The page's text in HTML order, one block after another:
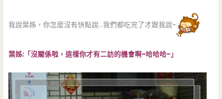
我說葉姊，你怎麼沒有快點說…我們都吃完了才跟我說~
葉姊:「沒關係啦，這樣你才有二訪的機會啊~哈哈哈~」